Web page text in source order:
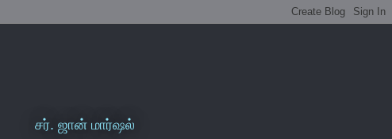
சர். ஜான் மார்ஷல்